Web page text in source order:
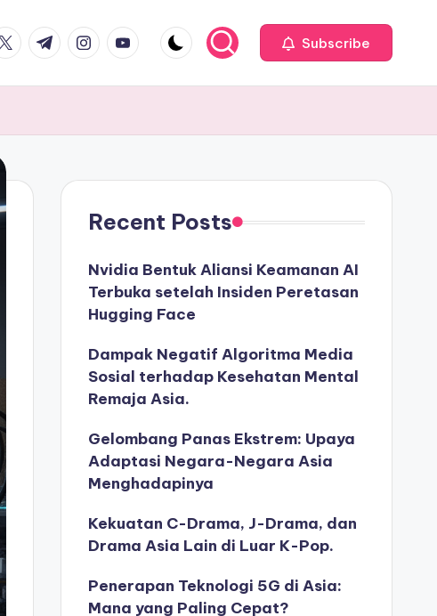
t.me instagram.com
youtube.com Subscribe
Recent Posts
Nvidia Bentuk Aliansi Keamanan AI
Terbuka setelah Insiden Peretasan
Hugging Face
Dampak Negatif Algoritma Media
Sosial terhadap Kesehatan Mental
Remaja Asia.
Gelombang Panas Ekstrem: Upaya
Adaptasi Negara-Negara Asia
Menghadapinya
Kekuatan C-Drama, J-Drama, dan
Drama Asia Lain di Luar K-Pop.
Penerapan Teknologi 5G di Asia:
Mana yang Paling Cepat?